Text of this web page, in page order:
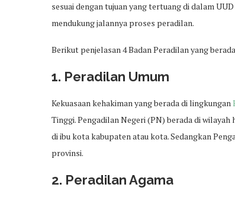
sesuai dengan tujuan yang tertuang di dalam
mendukung jalannya proses peradilan.
Berikut penjelasan 4 Badan Peradilan yang
1. Peradilan Umum
Kekuasaan kehakiman yang berada di lingkungan
Tinggi. Pengadilan Negeri (PN) berada di
di ibu kota kabupaten atau kota. Sedangkan
provinsi.
2. Peradilan Agama